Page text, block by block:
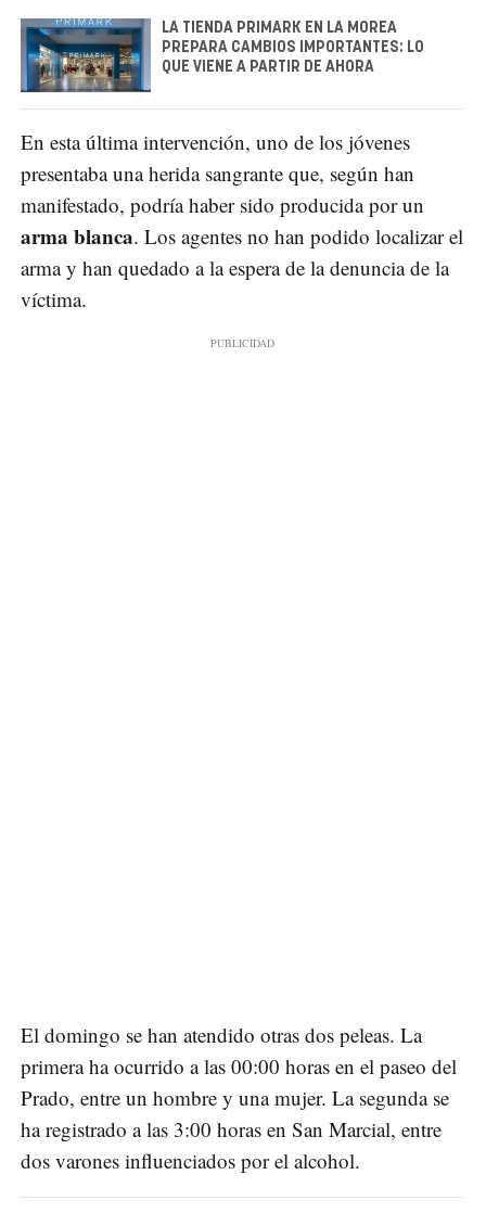
LA TIENDA PRIMARK EN LA MOREA
PREPARA CAMBIOS IMPORTANTES: LO
QUE VIENE A PARTIR DE AHORA
En esta última intervención, uno de los jóvenes
presentaba una herida sangrante que, según han
manifestado, podría haber sido producida por un
arma blanca. Los agentes no han podido localizar el
arma y han quedado a la espera de la denuncia de la
víctima.
El domingo se han atendido otras dos peleas. La
primera ha ocurrido a las 00:00 horas en el paseo del
Prado, entre un hombre y una mujer. La segunda se
ha registrado a las 3:00 horas en San Marcial, entre
dos varones influenciados por el alcohol.